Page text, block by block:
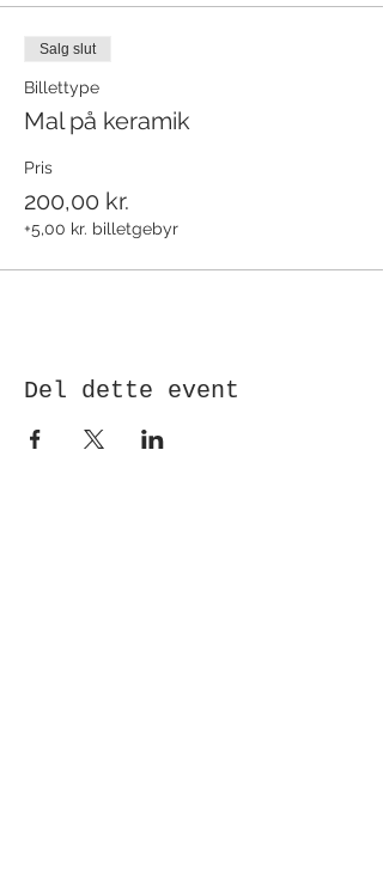
Salg slut
Billettype
Mal på keramik
Pris
200,00 kr.
+5,00 kr. billetgebyr
Del dette event